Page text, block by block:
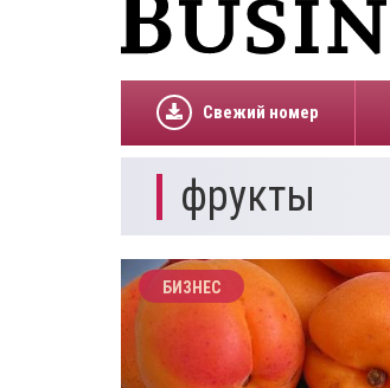
Свежий номер
фрукты
БИЗНЕС